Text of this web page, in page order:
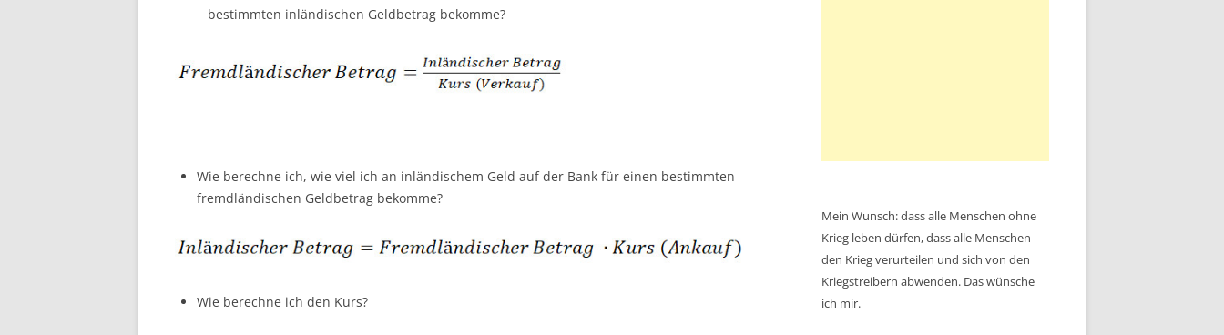
bestimmten inländischen Geldbetrag bekomme?
Wie berechne ich, wie viel ich an inländischem Geld auf der Bank für einen bestimmten
fremdländischen Geldbetrag bekomme?
Wie berechne ich den Kurs?
Mein Wunsch: dass alle Menschen ohne
Krieg leben dürfen, dass alle Menschen
den Krieg verurteilen und sich von den
Kriegstreibern abwenden. Das wünsche
ich mir.